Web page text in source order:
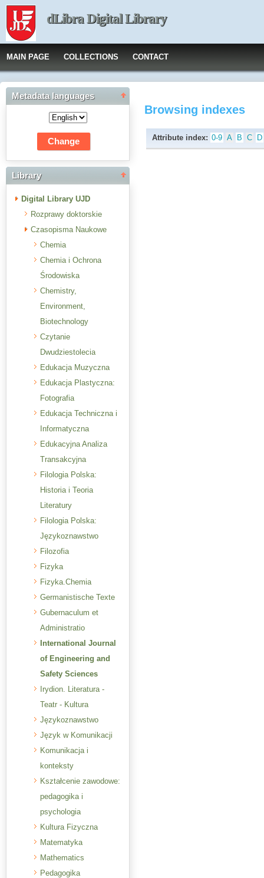
dLibra Digital Library
MAIN PAGE COLLECTIONS CONTACT
Metadata languages
Library
Digital Library UJD
Rozprawy doktorskie
Czasopisma Naukowe
Chemia
Chemia i Ochrona
Środowiska
Chemistry,
Environment,
Biotechnology
Czytanie
Dwudziestolecia
Edukacja Muzyczna
Edukacja Plastyczna:
Fotografia
Edukacja Techniczna i
Informatyczna
Edukacyjna Analiza
Transakcyjna
Filologia Polska:
Historia i Teoria
Literatury
Filologia Polska:
Językoznawstwo
Filozofia
Fizyka
Fizyka.Chemia
Germanistische Texte
Gubernaculum et
Administratio
International Journal
of Engineering and
Safety Sciences
Irydion. Literatura -
Teatr - Kultura
Językoznawstwo
Język w Komunikacji
Komunikacja i
konteksty
Kształcenie zawodowe:
pedagogika i
psychologia
Kultura Fizyczna
Matematyka
Mathematics
Pedagogika
Browsing indexes
Attribute index: 0-9 A B C D